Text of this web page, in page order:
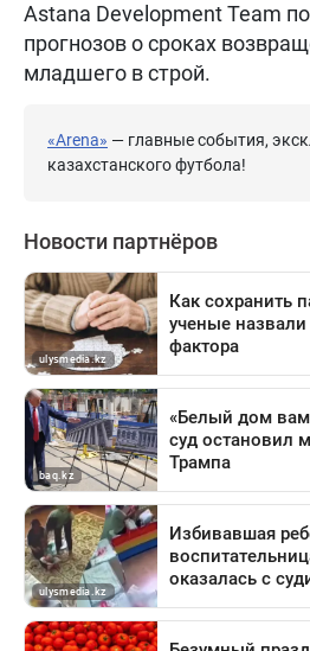
Astana Development Team
прогнозов о сроках
младшего в строй.
«Arena» — главные события,
казахстанского футбола!